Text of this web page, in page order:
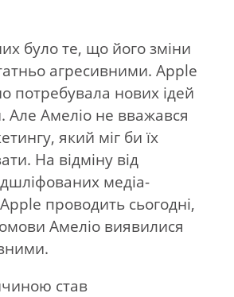
було те, що його зміни
агресивними. Apple
потребувала нових ідей
Але Амеліо не вважався
який міг би їх
На відміну від
медіа-
Apple проводить сьогодні,
Амеліо виявилися
став